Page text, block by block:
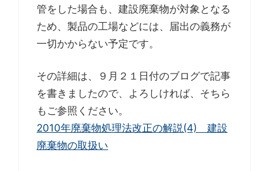
管をした場合も、建設廃棄物が対象となる
ため、製品の工場などには、届出の義務が
一切かからない予定です。
その詳細は、９月２１日付のブログで記事
を書きましたので、よろしければ、そちら
もご参照ください。
2010年廃棄物処理法改正の解説(4) 建設
廃棄物の取扱い